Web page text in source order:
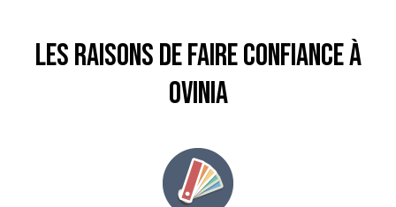
Les raisons de faire confiance à
Ovinia